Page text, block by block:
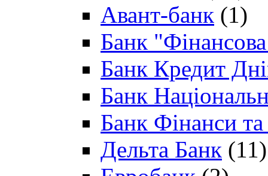
Авант-банк (1)
Банк "Фінансова
Банк Кредит
Банк
Банк Фінанси
Дельта Банк (11)